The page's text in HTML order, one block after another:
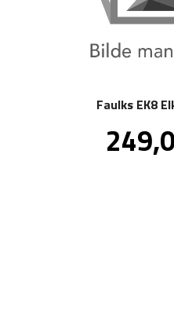
Faulks EK8
Pris